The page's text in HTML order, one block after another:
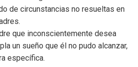
de circunstancias no resueltas en
que inconscientemente desea
un sueño que él no pudo alcanzar,
específica.